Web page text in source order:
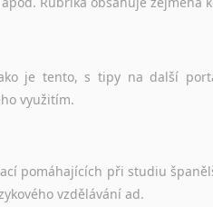
je tento, s tipy na další
využitím.
pomáhajících při studiu
vzdělávání ad.